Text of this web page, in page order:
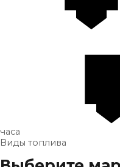
часа
Виды топлива